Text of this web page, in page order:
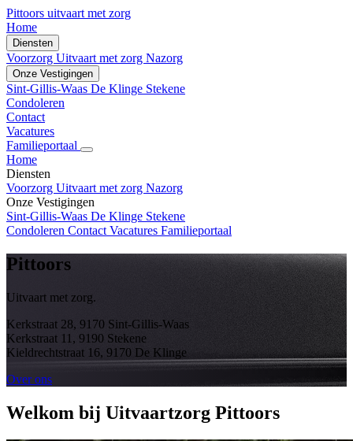
Pittoors uitvaart met zorg
Home
Diensten
Voorzorg Uitvaart met zorg Nazorg
Onze Vestigingen
Sint-Gillis-Waas De Klinge Stekene
Condoleren
Contact
Vacatures
Familieportaal
Home
Diensten
Voorzorg Uitvaart met zorg Nazorg
Onze Vestigingen
Sint-Gillis-Waas De Klinge Stekene
Condoleren Contact Vacatures Familieportaal
Pittoors
Uitvaart met zorg.
Kerkstraat 28, 9170 Sint-Gillis-Waas
Kerkstraat 11, 9190 Stekene
Kieldrechtstraat 16, 9170 De Klinge
Over ons
Welkom bij Uitvaartzorg Pittoors